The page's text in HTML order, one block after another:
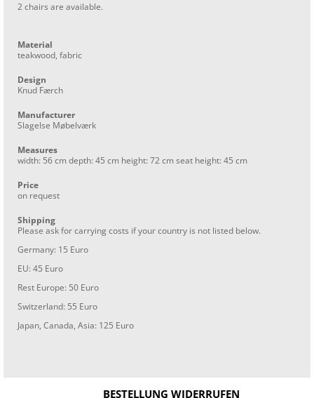
2 chairs are available.
Material
teakwood, fabric
Design
Knud Færch
Manufacturer
Slagelse Møbelværk
Measures
width: 56 cm depth: 45 cm height: 72 cm seat height: 45 cm
Price
on request
Shipping
Please ask for carrying costs if your country is not listed below.
Germany: 15 Euro
EU: 45 Euro
Rest Europe: 50 Euro
Switzerland: 55 Euro
Japan, Canada, Asia: 125 Euro
BESTELLUNG WIDERRUFEN